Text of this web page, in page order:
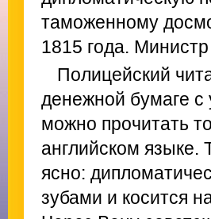
таможенному
1815 года.
Полицейский
денежной бумаге с
можно прочитать
английском языке.
ясно:
зубами и косится